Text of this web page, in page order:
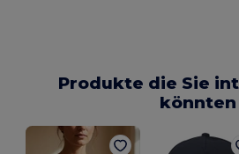
Produkte die Sie
könnten